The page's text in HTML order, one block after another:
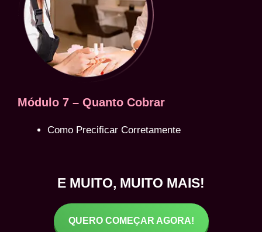
Módulo 7 – Quanto Cobrar
Como Precificar Corretamente
E MUITO, MUITO MAIS!
QUERO COMEÇAR AGORA!